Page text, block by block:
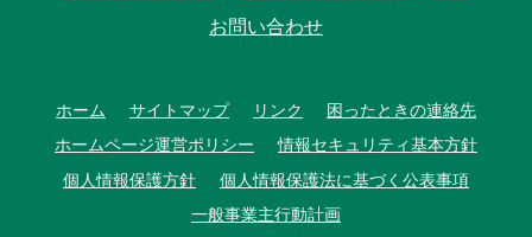
お問い合わせ
ホーム サイトマップ リンク
困ったときの連絡先
ホームページ運営ポリシー
情報セキュリティ基本方針
個人情報保護方針
個人情報保護法に基づく公表事項
一般事業主行動計画